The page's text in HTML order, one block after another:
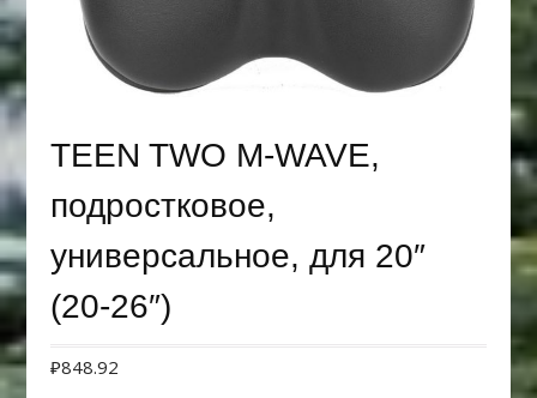
TEEN TWO M-WAVE,
подростковое,
универсальное, для 20″
(20-26″)
₽848.92